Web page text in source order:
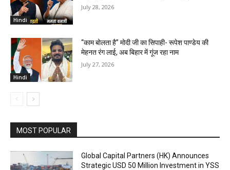
Hindi
July 28, 2026
Hindi
“काम बोलता है” मोदी जी का सिपाही- रूपेश पाण्डेय की
मेहनत रंग लाई, अब बिहार में गूंज रहा नाम
July 27, 2026
MOST POPULAR
Global Capital Partners (HK) Announces
Strategic USD 50 Million Investment in YSS